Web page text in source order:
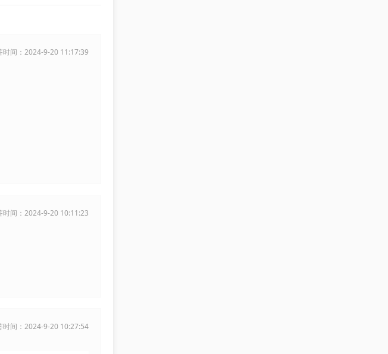
时间：2024-9-20 11:17:39
时间：2024-9-20 10:11:23
时间：2024-9-20 10:27:54